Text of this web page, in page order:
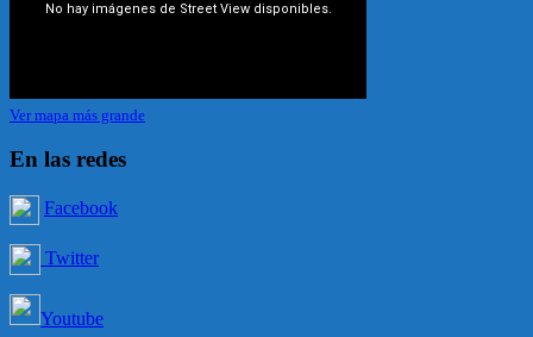
Ver mapa más grande
En las redes
Facebook
Twitter
Youtube